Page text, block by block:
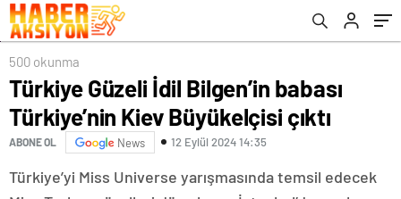
500 okunma
Türkiye Güzeli İdil Bilgen’in babası
Türkiye’nin Kiev Büyükelçisi çıktı
ABONE OL News 12 Eylül 2024 14:35
Türkiye’yi Miss Universe yarışmasında temsil edecek